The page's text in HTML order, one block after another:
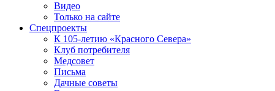
Видео
Только на сайте
Спецпроекты
К 105-летию «Красного Севера»
Клуб потребителя
Медсовет
Письма
Дачные советы